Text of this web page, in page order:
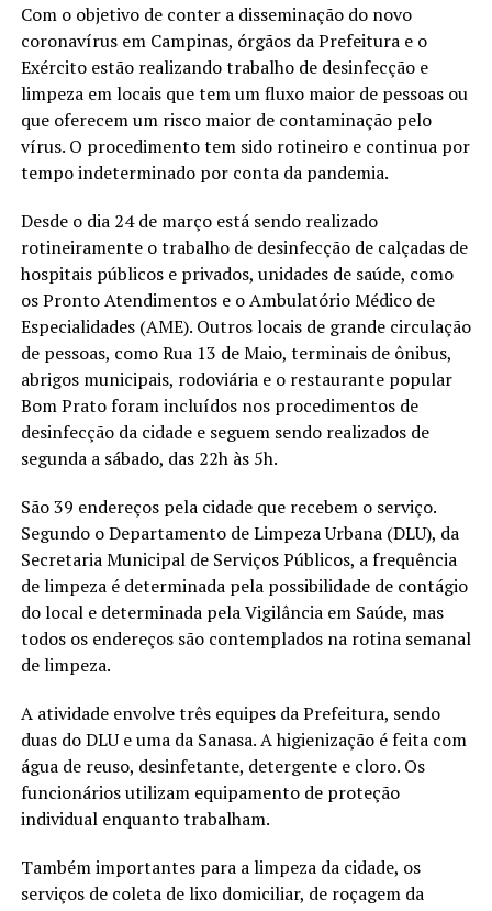
Com o objetivo de conter a disseminação do novo
coronavírus em Campinas, órgãos da Prefeitura e o
Exército estão realizando trabalho de desinfecção e
limpeza em locais que tem um fluxo maior de pessoas ou
que oferecem um risco maior de contaminação pelo
vírus. O procedimento tem sido rotineiro e continua por
tempo indeterminado por conta da pandemia.
Desde o dia 24 de março está sendo realizado
rotineiramente o trabalho de desinfecção de calçadas de
hospitais públicos e privados, unidades de saúde, como
os Pronto Atendimentos e o Ambulatório Médico de
Especialidades (AME). Outros locais de grande circulação
de pessoas, como Rua 13 de Maio, terminais de ônibus,
abrigos municipais, rodoviária e o restaurante popular
Bom Prato foram incluídos nos procedimentos de
desinfecção da cidade e seguem sendo realizados de
segunda a sábado, das 22h às 5h.
São 39 endereços pela cidade que recebem o serviço.
Segundo o Departamento de Limpeza Urbana (DLU), da
Secretaria Municipal de Serviços Públicos, a frequência
de limpeza é determinada pela possibilidade de contágio
do local e determinada pela Vigilância em Saúde, mas
todos os endereços são contemplados na rotina semanal
de limpeza.
A atividade envolve três equipes da Prefeitura, sendo
duas do DLU e uma da Sanasa. A higienização é feita com
água de reuso, desinfetante, detergente e cloro. Os
funcionários utilizam equipamento de proteção
individual enquanto trabalham.
Também importantes para a limpeza da cidade, os
serviços de coleta de lixo domiciliar, de roçagem da